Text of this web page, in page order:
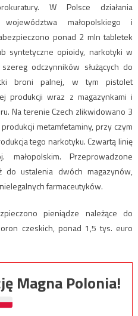
W Polsce działania
małopolskiego i
ponad 2 mln tabletek
syntetyczne opioidy, narkotyki w
odczynników służących do
broni palnej, w tym pistolet
produkcji wraz z magazynkami i
Na terenie Czech zlikwidowano 3
metamfetaminy, przy czym
tego narkotyku. Czwartą linię
Przeprowadzone
do ustalenia dwóch magazynów,
farmaceutyków.
pieniądze należące do
czeskich, ponad 1,5 tys. euro
Magna Polonia!